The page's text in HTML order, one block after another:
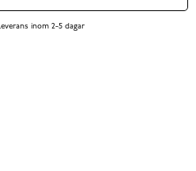
inom 2-5 dagar